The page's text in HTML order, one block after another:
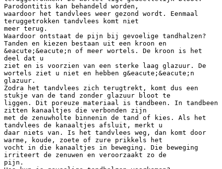
Parodontitis kan behandeld worden,
waardoor het tandvlees weer gezond wordt. Eenmaal
teruggetrokken tandvlees komt niet
meer terug.
Waardoor ontstaat de pijn bij gevoelige tandhalzen?
Tanden en kiezen bestaan uit een kroon en
&eacute;&eacute;n of meer wortels. De kroon is het
deel dat u
ziet en is voorzien van een sterke laag glazuur. De
wortels ziet u niet en hebben g&eacute;&eacute;n
glazuur.
Zodra het tandvlees zich terugtrekt, komt dus een
stukje van de tand zonder glazuur bloot te
liggen. Dit poreuze materiaal is tandbeen. In tandbeen
zitten kanaaltjes die verbonden zijn
met de zenuwholte binnenin de tand of kies. Als het
tandvlees de kanaaltjes afsluit, merkt u
daar niets van. Is het tandvlees weg, dan komt door
warme, koude, zoete of zure prikkels het
vocht in die kanaaltjes in beweging. Die beweging
irriteert de zenuwen en veroorzaakt zo de
pijn.